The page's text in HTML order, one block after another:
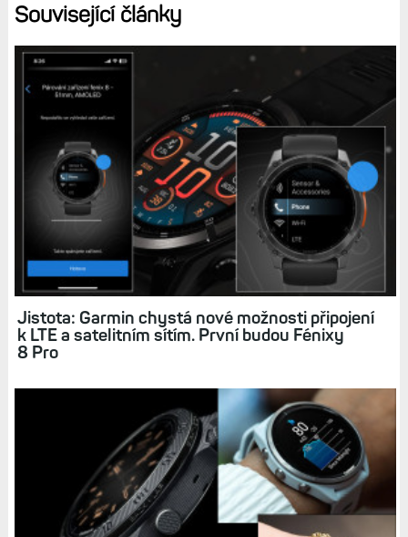
Související články
Jistota: Garmin chystá nové možnosti připojení
k LTE a satelitním sítím. První budou Fénixy
8 Pro